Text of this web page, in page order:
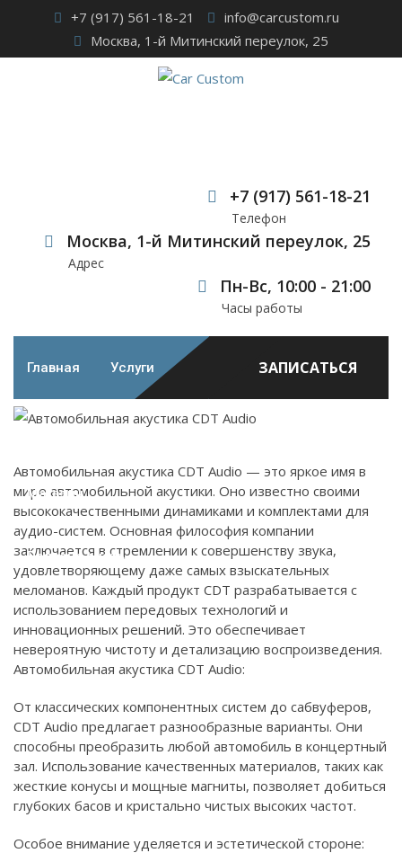
content
+7 (917) 561-18-21
info@carcustom.ru
Москва, 1-й Митинский переулок, 25
+7 (917) 561-18-21
Телефон
Москва, 1-й Митинский переулок, 25
Адрес
Пн-Вс, 10:00 - 21:00
Часы работы
Главная Услуги
Магазин
Полезно знать
Контакты
ЗАПИСАТЬСЯ
акустика CDT Audio
Car Custom>Case Studies>Автозвук>Автомобильная
акустика CDT Audio
Автомобильная акустика CDT Audio — это яркое имя в
мире автомобильной акустики. Оно известно своими
высококачественными динамиками и комплектами для
аудио-систем. Основная философия компании
заключается в стремлении к совершенству звука,
удовлетворяющему даже самых взыскательных
меломанов. Каждый продукт CDT разрабатывается с
использованием передовых технологий и
инновационных решений. Это обеспечивает
невероятную чистоту и детализацию воспроизведения.
Автомобильная акустика CDT Audio:
От классических компонентных систем до сабвуферов,
CDT Audio предлагает разнообразные варианты. Они
способны преобразить любой автомобиль в концертный
зал. Использование качественных материалов, таких как
жесткие конусы и мощные магниты, позволяет добиться
глубоких басов и кристально чистых высоких частот.
Особое внимание уделяется и эстетической стороне: